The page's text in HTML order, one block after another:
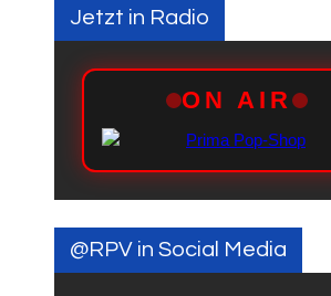
Jetzt in Radio
@RPV in Social Media